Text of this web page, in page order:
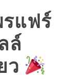
แฟร์
ล์
ว